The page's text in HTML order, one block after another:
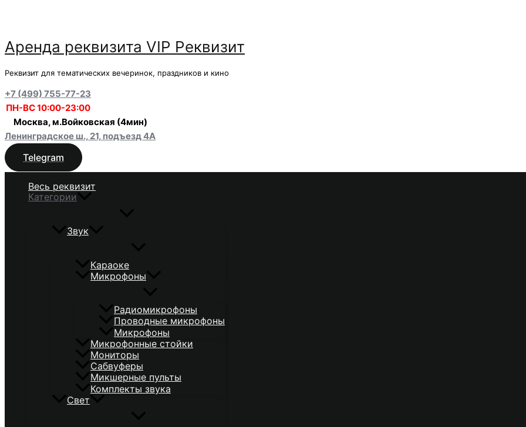
содержимому
Аренда реквизита VIP Реквизит
Реквизит для тематических вечеринок, праздников и кино
+7 (499) 755-77-23
ПН-ВС 10:00-23:00
Москва, м.Войковская (4мин)
Ленинградское ш., 21, подъезд 4А
Telegram
Весь реквизит
Категории
Звук
Караоке
Микрофоны
Радиомикрофоны
Проводные микрофоны
Микрофоны
Микрофонные стойки
Мониторы
Сабвуферы
Микшерные пульты
Комплекты звука
Свет